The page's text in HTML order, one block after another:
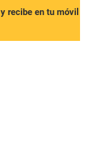
recibe en tu móvil